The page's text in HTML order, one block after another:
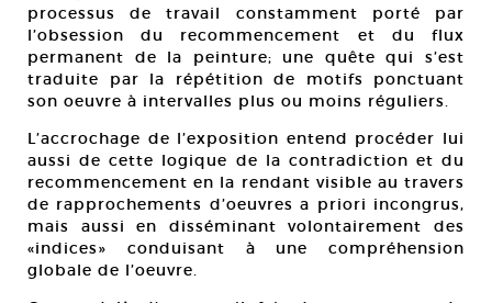
processus de travail constamment porté par
l’obsession du recommencement et du flux
permanent de la peinture; une quête qui s’est
traduite par la répétition de motifs ponctuant
son oeuvre à intervalles plus ou moins réguliers.
L’accrochage de l’exposition entend procéder lui
aussi de cette logique de la contradiction et du
recommencement en la rendant visible au travers
de rapprochements d’oeuvres a priori incongrus,
mais aussi en disséminant volontairement des
«indices» conduisant à une compréhension
globale de l’oeuvre.